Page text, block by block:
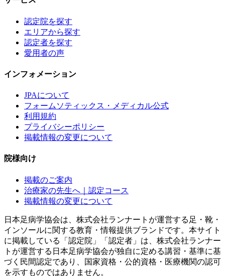
認定院を探す
エリアから探す
認定者を探す
愛用者の声
インフォメーション
JPAについて
フォームソティックス・メディカル公式
利用規約
プライバシーポリシー
掲載情報の変更について
院様向け
掲載のご案内
治療家の先生へ｜認定コース
掲載情報の変更について
日本足病学協会は、株式会社ランナートが運営する足・靴・
インソールに関する教育・情報提供ブランドです。本サイト
に掲載している「認定院」「認定者」は、株式会社ランナー
トが運営する日本足病学協会が独自に定める講習・基準に基
づく民間認定であり、国家資格・公的資格・医療機関の認可
を示すものではありません。